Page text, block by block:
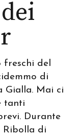
freschi del
di
Gialla. Mai ci
tanti
Durante
Ribolla di